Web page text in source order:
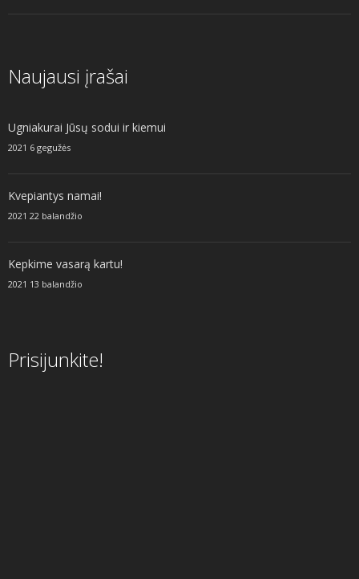
Naujausi įrašai
Ugniakurai Jūsų sodui ir kiemui
2021 6 gegužės
Kvepiantys namai!
2021 22 balandžio
Kepkime vasarą kartu!
2021 13 balandžio
Prisijunkite!